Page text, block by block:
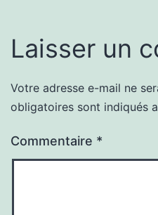
Laisser un
Votre adresse e-mail ne
obligatoires sont indiqués
Commentaire *